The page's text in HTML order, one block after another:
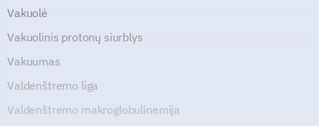
Vakuolė
Vakuolinis protonų siurblys
Vakuumas
Valdenštremo liga
Valdenštremo makroglobulinemija